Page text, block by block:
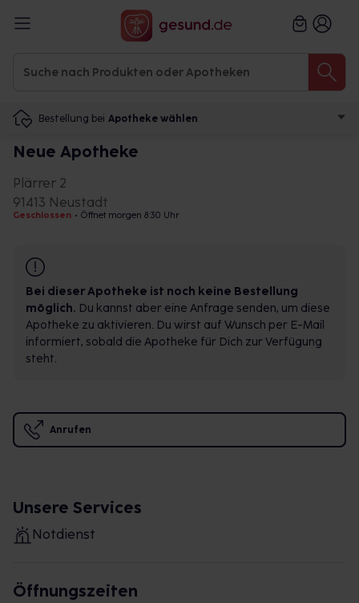
Bestellung bei Apotheke wählen
Neue Apotheke
Plärrer 2
91413 Neustadt
Geschlossen • Öffnet morgen 8:30 Uhr
Bei dieser Apotheke ist noch keine Bestellung
möglich. Du kannst aber eine Anfrage senden, um diese
Apotheke zu aktivieren. Du wirst auf Wunsch per E-Mail
informiert, sobald die Apotheke für Dich zur Verfügung
steht.
Anrufen
Unsere Services
Notdienst
Öffnungszeiten